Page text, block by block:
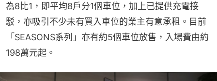
為8比1，即平均8戶分1個車位，加上已提供充電接
駁，亦吸引不少未有買入車位的業主有意承租。目前
「SEASONS系列」亦有約5個車位放售，入場費由約
198萬元起。